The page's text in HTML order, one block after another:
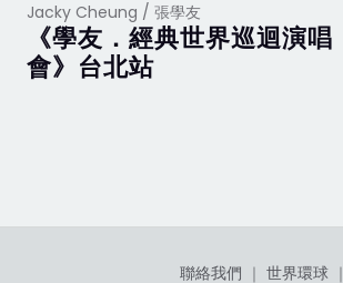
Jacky Cheung / 張學友
《學友．經典世界巡迴演唱
會》台北站
聯絡我們 ｜ 世界環球｜